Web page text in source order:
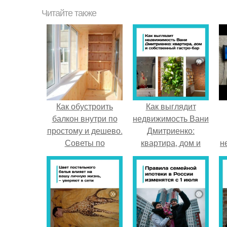
Читайте также
Как обустроить
балкон внутри по
простому и дешево.
Советы по
обустройству
балкона
Как выглядит
недвижимость Вани
Дмитриенко:
квартира, дом и
собственный гастро
- бар.